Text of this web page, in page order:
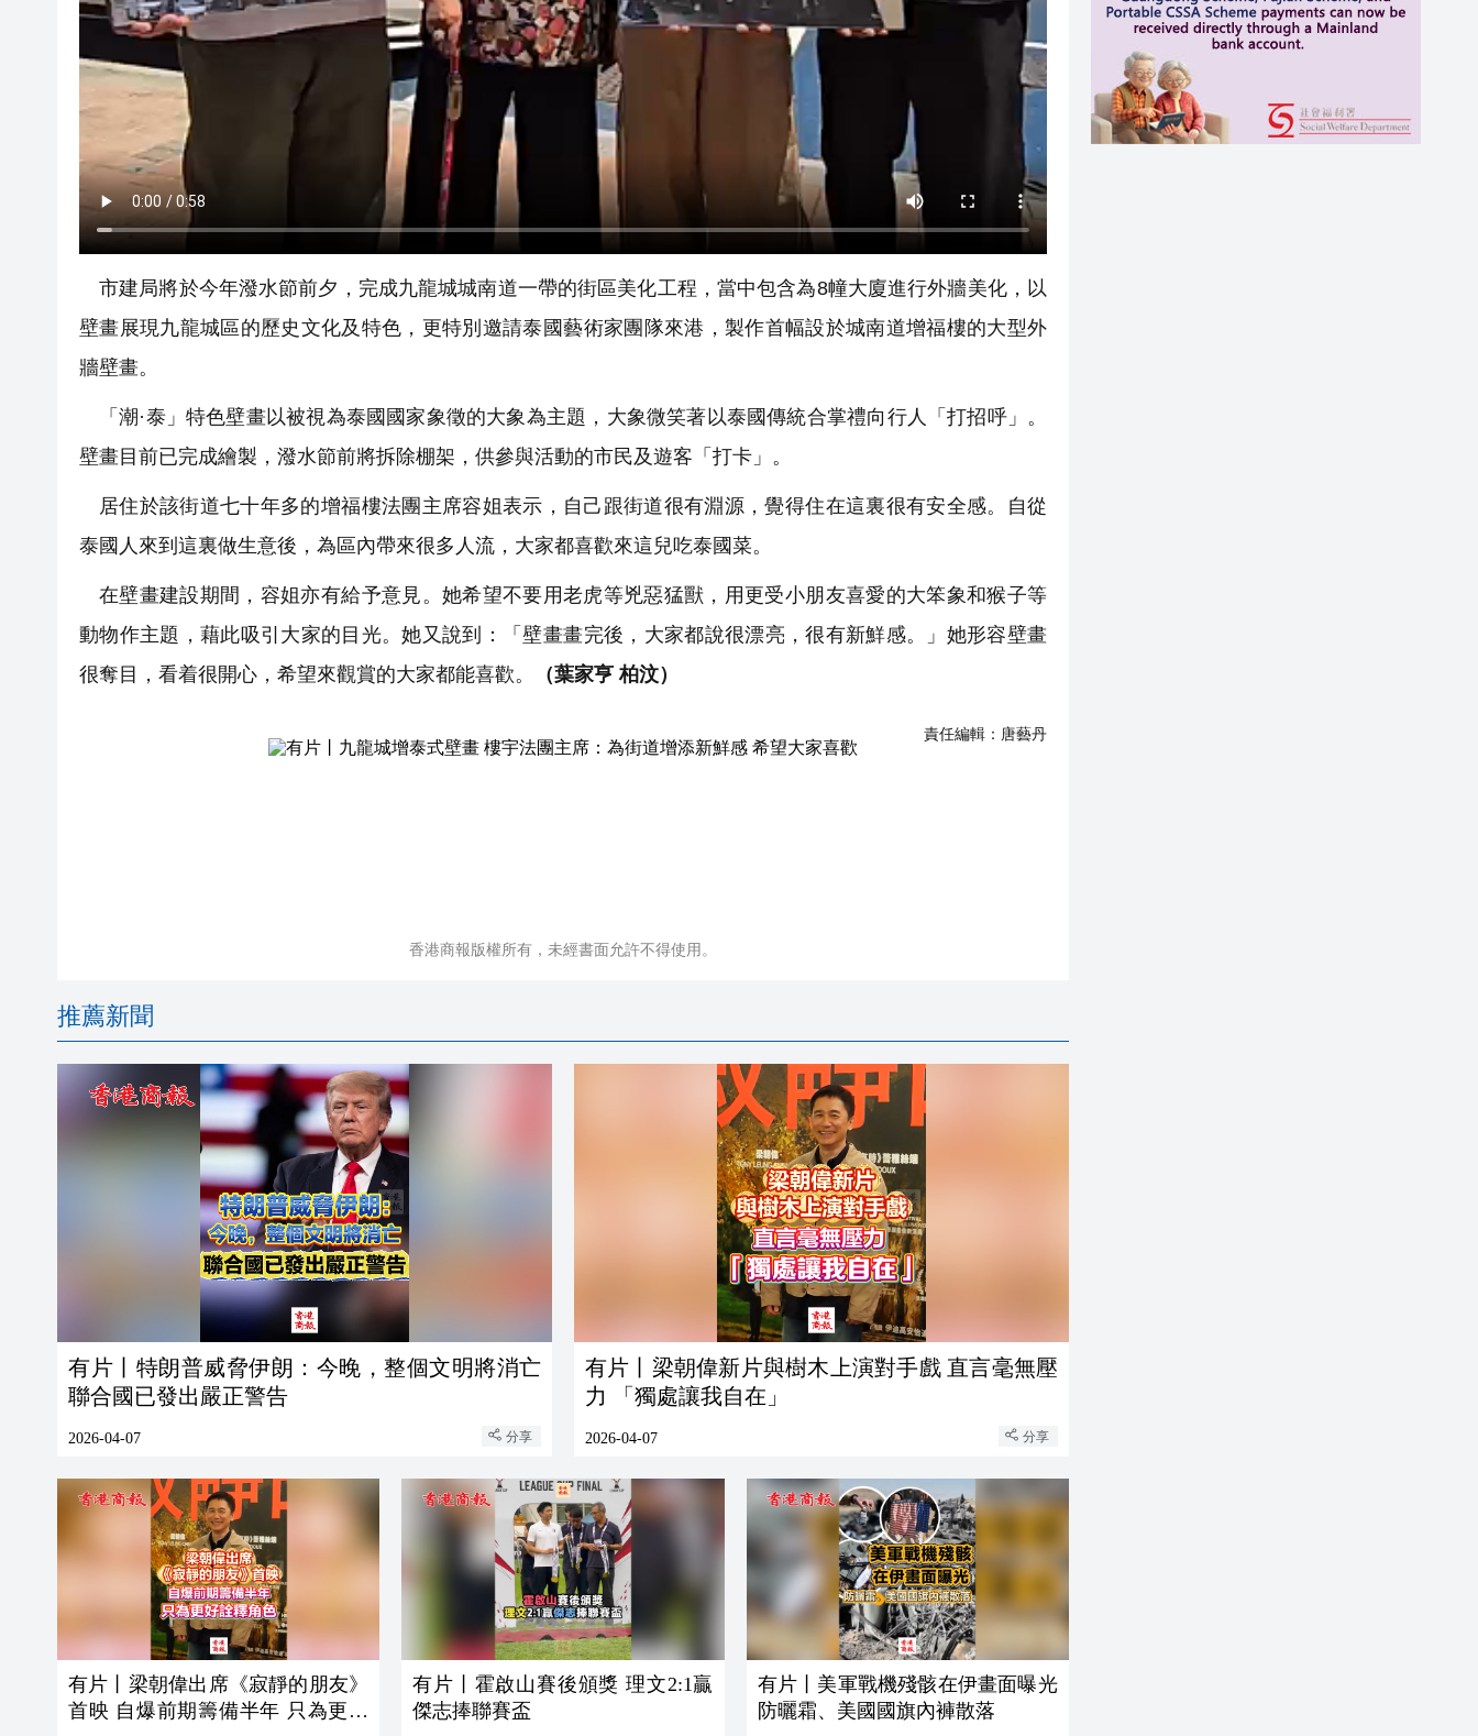
市建局將於今年潑水節前夕，完成九龍城城南道一帶的街區美化工程，當中包含為8幢大廈進行外牆美化，以
壁畫展現九龍城區的歷史文化及特色，更特別邀請泰國藝術家團隊來港，製作首幅設於城南道增福樓的大型外
牆壁畫。
「潮·泰」特色壁畫以被視為泰國國家象徵的大象為主題，大象微笑著以泰國傳統合掌禮向行人「打招呼」。
壁畫目前已完成繪製，潑水節前將拆除棚架，供參與活動的市民及遊客「打卡」。
居住於該街道七十年多的增福樓法團主席容姐表示，自己跟街道很有淵源，覺得住在這裏很有安全感。自從
泰國人來到這裏做生意後，為區內帶來很多人流，大家都喜歡來這兒吃泰國菜。
在壁畫建設期間，容姐亦有給予意見。她希望不要用老虎等兇惡猛獸，用更受小朋友喜愛的大笨象和猴子等
動物作主題，藉此吸引大家的目光。她又說到：「壁畫畫完後，大家都說很漂亮，很有新鮮感。」她形容壁畫
很奪目，看着很開心，希望來觀賞的大家都能喜歡。
（葉家亨 柏汶）
責任編輯： 唐藝丹
香港商報版權所有，未經書面允許不得使用。
推薦新聞
有片丨特朗普威脅伊朗：今晚，整個文明將消亡
聯合國已發出嚴正警告
2026-04-07 分享
有片丨梁朝偉新片與樹木上演對手戲 直言毫無壓
力 「獨處讓我自在」
2026-04-07 分享
有片丨梁朝偉出席《寂靜的朋友》
首映 自爆前期籌備半年 只為更好
有片丨霍啟山賽後頒獎 理文2:1贏
傑志捧聯賽盃
有片丨美軍戰機殘骸在伊畫面曝光
防曬霜、美國國旗內褲散落